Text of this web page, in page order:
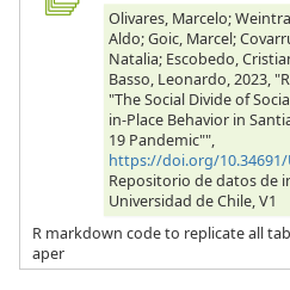
Olivares, Marcelo;
Aldo; Goic, Marcel;
Natalia; Escobedo,
Basso, Leonardo, 2023,
"The Social Divide of
in-Place Behavior in
19 Pandemic"",
https://doi.org/10.34691/
Repositorio de datos de
Universidad de Chile, V1
R markdown code to replicate all
aper